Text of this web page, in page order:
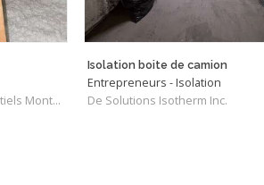
De Global Services Résidentiels Montréal
Isolation boite de camion
Entrepreneurs - Isolation
De Solutions Isotherm Inc.